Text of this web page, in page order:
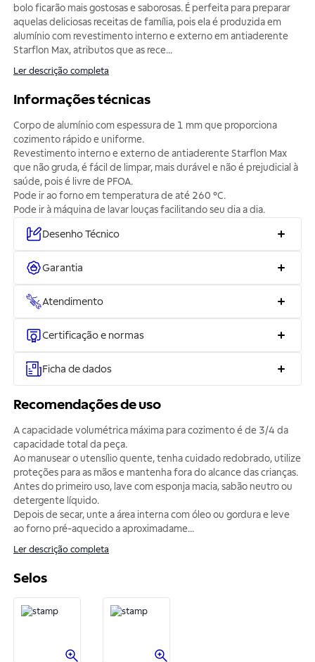
bolo ficarão mais gostosas e saborosas. É perfeita para preparar
aquelas deliciosas receitas de família, pois ela é produzida em
alumínio com revestimento interno e externo em antiaderente
Starflon Max, atributos que as rece...
Ler descrição completa
Informações técnicas
Corpo de alumínio com espessura de 1 mm que proporciona
cozimento rápido e uniforme.
Revestimento interno e externo de antiaderente Starflon Max
que não gruda, é fácil de limpar, mais durável e não é prejudicial à
saúde, pois é livre de PFOA.
Pode ir ao forno em temperatura de até 260 °C.
Pode ir à máquina de lavar louças facilitando seu dia a dia.
Desenho Técnico
Garantia
Atendimento
Certificação e normas
Ficha de dados
Recomendações de uso
A capacidade volumétrica máxima para cozimento é de 3/4 da
capacidade total da peça.
Ao manusear o utensílio quente, tenha cuidado redobrado, utilize
proteções para as mãos e mantenha fora do alcance das crianças.
Antes do primeiro uso, lave com esponja macia, sabão neutro ou
detergente líquido.
Depois de secar, unte a área interna com óleo ou gordura e leve
ao forno pré-aquecido a aproximadame...
Ler descrição completa
Selos